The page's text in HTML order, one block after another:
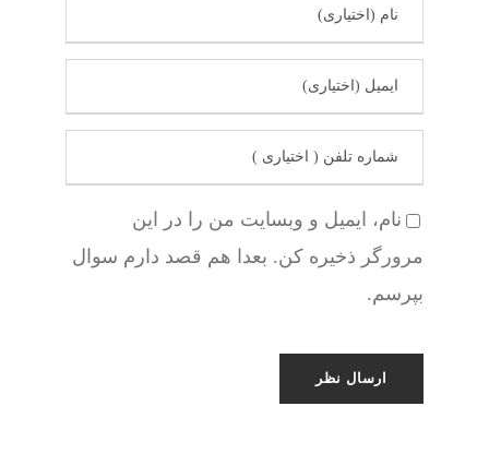
نام، ایمیل و وبسایت من را در این
مرورگر ذخیره کن. بعدا هم قصد دارم سوال
بپرسم.